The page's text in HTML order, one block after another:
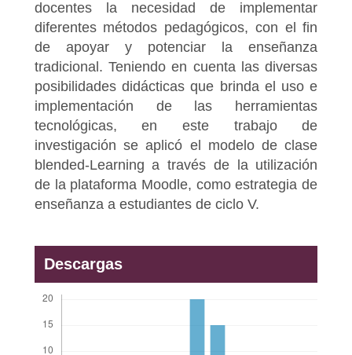
docentes la necesidad de implementar
diferentes métodos pedagógicos, con el fin
de apoyar y potenciar la enseñanza
tradicional. Teniendo en cuenta las diversas
posibilidades didácticas que brinda el uso e
implementación de las herramientas
tecnológicas, en este trabajo de
investigación se aplicó el modelo de clase
blended-Learning a través de la utilización
de la plataforma Moodle, como estrategia de
enseñanza a estudiantes de ciclo V.
Descargas